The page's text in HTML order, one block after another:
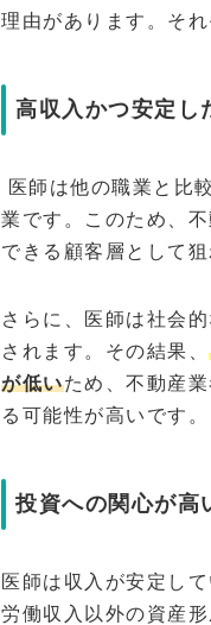
理由があります。そ
高収入かつ安定し
医師は他の職業と比
業です。このため、
できる顧客層として
さらに、医師は社会
されます。その結果、
が低いため、不動産
る可能性が高いです。
投資への関心が高
医師は収入が安定し
労働収入以外の資産